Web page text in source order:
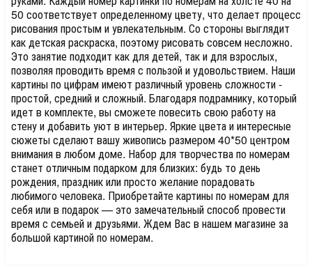
50 соответствует определенному цвету, что делает процесс
рисования простым и увлекательным. Со стороны выглядит
как детская раскраска, поэтому рисовать совсем несложно.
Это занятие подходит как для детей, так и для взрослых,
позволяя проводить время с пользой и удовольствием. Наши
картины по цифрам имеют различный уровень сложности -
простой, средний и сложный. Благодаря подрамнику, который
идет в комплекте, вы сможете повесить свою работу на
стену и добавить уют в интерьер. Яркие цвета и интересные
сюжеты сделают вашу живопись размером 40*50 центром
внимания в любом доме. Набор для творчества по номерам
станет отличным подарком для близких: будь то день
рождения, праздник или просто желание порадовать
любимого человека. Приобретайте картины по номерам для
себя или в подарок — это замечательный способ провести
время с семьей и друзьями. Ждем Вас в нашем магазине за
большой картиной по номерам.